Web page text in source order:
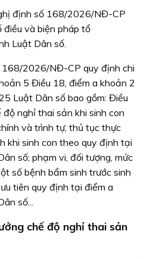
định số 168/2026/NĐ-CP
và biện pháp tổ
Luật Dân số.
168/2026/NĐ-CP quy định chi
5 Điều 18, điểm a khoản 2
Luật Dân số bao gồm: Điều
nghỉ thai sản khi sinh con
và trình tự, thủ tục thực
khi sinh con theo quy định tại
số; phạm vi, đối tượng, mức
số bệnh bẩm sinh trước sinh
tiên quy định tại điểm a
số...
chế độ nghỉ thai sản